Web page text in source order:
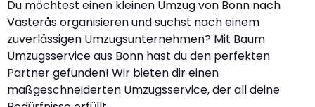
Du möchtest einen kleinen Umzug von Bonn nach
Västerås organisieren und suchst nach einem
zuverlässigen Umzugsunternehmen? Mit Baum
Umzugsservice aus Bonn hast du den perfekten
Partner gefunden! Wir bieten dir einen
maßgeschneiderten Umzugsservice, der all deine